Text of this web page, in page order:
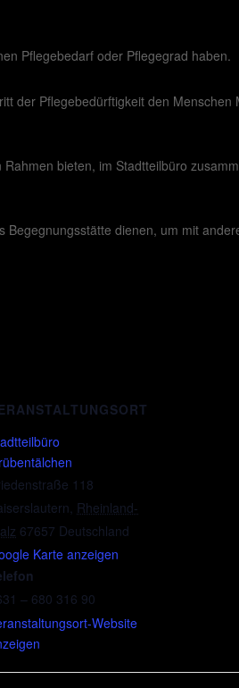
Pflegebedarf oder Pflegegrad haben.
der Pflegebedürftigkeit den
bieten, im Stadtteilbüro
dienen, um mit
118
, Rheinland-
67657 Deutschland
Karte anzeigen
– 680 316 90
Website